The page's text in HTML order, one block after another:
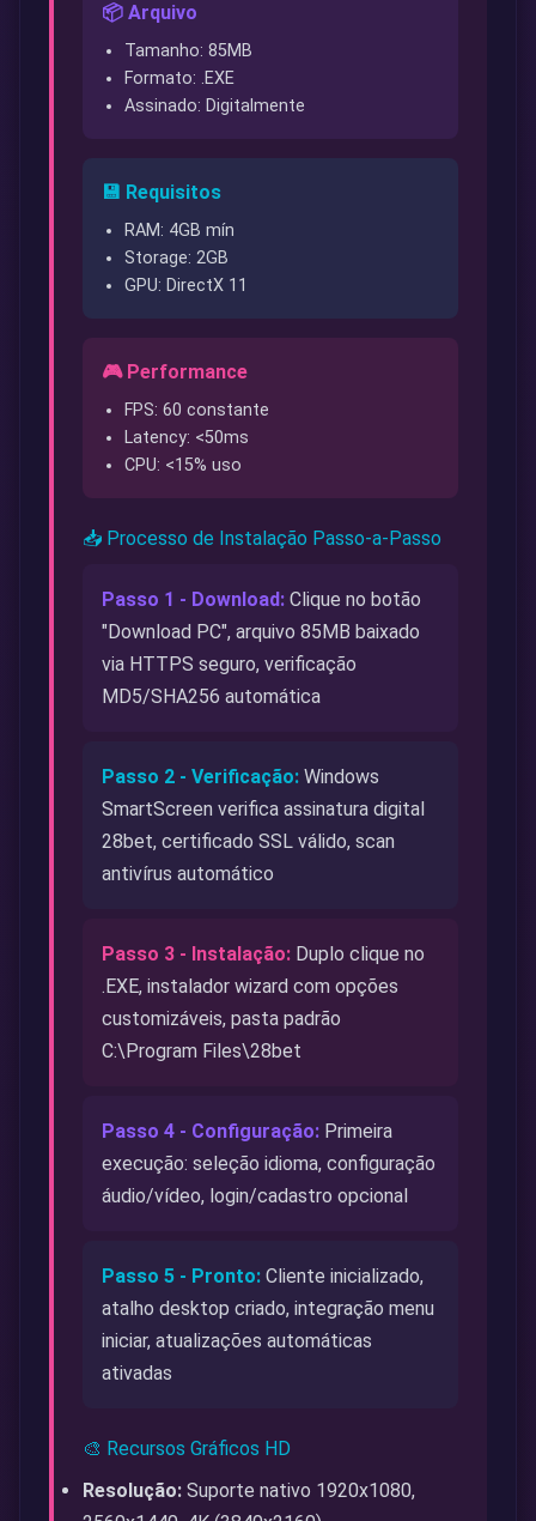
📦 Arquivo
Tamanho: 85MB
Formato: .EXE
Assinado: Digitalmente
💾 Requisitos
RAM: 4GB mín
Storage: 2GB
GPU: DirectX 11
🎮 Performance
FPS: 60 constante
Latency: <50ms
CPU: <15% uso
📥 Processo de Instalação Passo-a-Passo
Passo 1 - Download: Clique no botão
"Download PC", arquivo 85MB baixado
via HTTPS seguro, verificação
MD5/SHA256 automática
Passo 2 - Verificação: Windows
SmartScreen verifica assinatura digital
28bet, certificado SSL válido, scan
antivírus automático
Passo 3 - Instalação: Duplo clique no
.EXE, instalador wizard com opções
customizáveis, pasta padrão
C:\Program Files\28bet
Passo 4 - Configuração: Primeira
execução: seleção idioma, configuração
áudio/vídeo, login/cadastro opcional
Passo 5 - Pronto: Cliente inicializado,
atalho desktop criado, integração menu
iniciar, atualizações automáticas
ativadas
🎨 Recursos Gráficos HD
Resolução: Suporte nativo 1920x1080,